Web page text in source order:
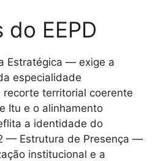
do EEPD
Estratégica — exige a
especialidade
recorte territorial coerente
Itu e o alinhamento
a identidade do
— Estrutura de Presença —
institucional e a